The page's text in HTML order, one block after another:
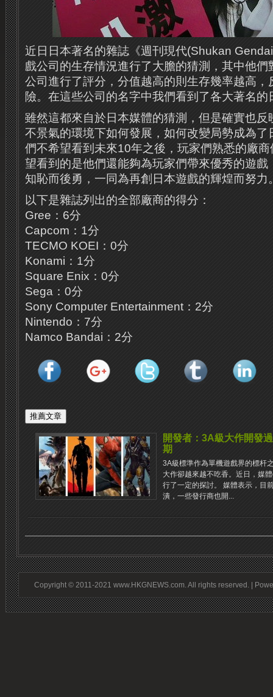
近日日本著名的雜誌《週刊現代(Shukan
戲公司的生存情況進行了大膽的猜測，其中他
公司進行了評分，分值越高的則生存幾率越高，
險。在這些公司的名字中我們看到了各大著名的
雖然這都來自於日本媒體的猜測，但是確實也反
不景氣的環境下如何發展，如何改變局勢成為了
們不希望看到未來10年之後，玩家們熟悉的廠
望看到的是他們還能夠為玩家們帶來優秀的遊戲
知恥而後勇，一同為再創日本遊戲的輝煌而努力
以下是雜誌列出的全部廠商的得分：
Gree：6分
Capcom：1分
TECMO KOEI：0分
Konami：1分
Square Enix：0分
Sega：0分
Sony Computer Entertainment：2分
Nintendo：7分
Namco Bandai：2分
開發者：3A級大作開發
期
3A級標準作為單機遊戲界的標杆
大作卻越來越不吃香。近日，媒
行了一定的探討。 媒體表示，目
潰，一些發行商也開...
Copyright © 2011-2021 www.HKGNEWS.com. All rights reserved. |